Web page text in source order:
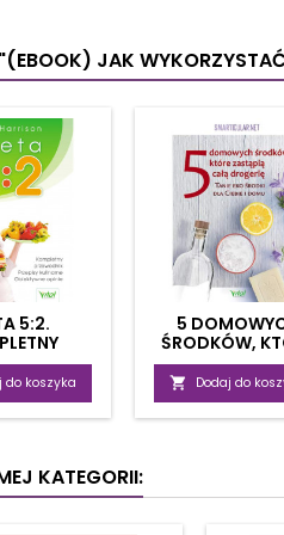
narzędzi i
oraz uzdrawiania
uzdrawiania
się
JAK
5:2.
OPINIE
do koszyka
5
ŚRODKÓW,
ZASTĄPIĄ
 Dodaj do
KATEGORII: